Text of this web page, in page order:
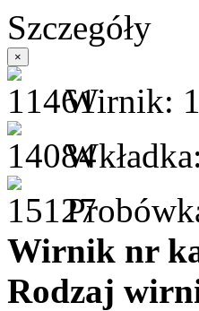
Szczegóły
×
Wirnik:
Wirnik nr
Rodzaj